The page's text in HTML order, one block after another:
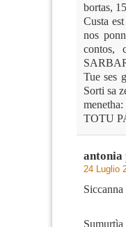
bortas,
Custa
nos
contos,
Tue ses
Sorti sa
TOTU
antonia
24 Luglio
Siccanna
Sumurtìa